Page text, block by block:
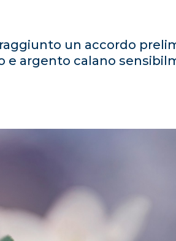
un accordo
argento calano